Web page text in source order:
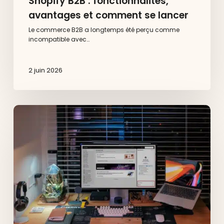
avantages et comment se lancer
Le commerce B2B a longtemps été perçu comme
incompatible avec…
2 juin 2026
Shopify
app
natif
pour
gérer
et